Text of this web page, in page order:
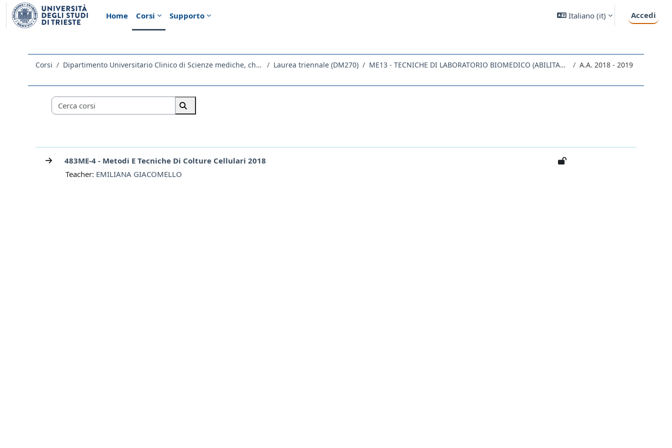
Vai al contenuto principale
Home
Corsi Supporto Italiano ‎(it)‎ Accedi
Corsi Dipartimento Universitario Clinico di Scienze mediche, chirurgiche e della salute Laurea triennale (DM270) ME13 - TECNICHE DI LABORATORIO BIOMEDICO (ABILITANTE ALLA PROFESSIONE SANITARIA DI TECNICO DI LABORATORIO BIOMEDICO) A.A. 2018 - 2019
Categorie di corso
Cerca corsi
Cerca corsi
483ME-4 - Metodi E Tecniche Di Colture Cellulari 2018
Teacher: EMILIANA GIACOMELLO